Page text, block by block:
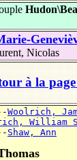
Nicolas
à la
Woolrich,
William
Shaw, Ann